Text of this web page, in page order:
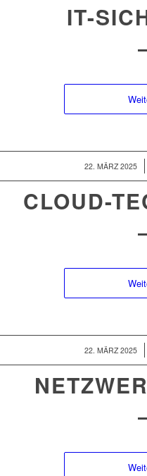
IT-
22. MÄRZ 2025
/
CLOUD-
22. MÄRZ 2025
/